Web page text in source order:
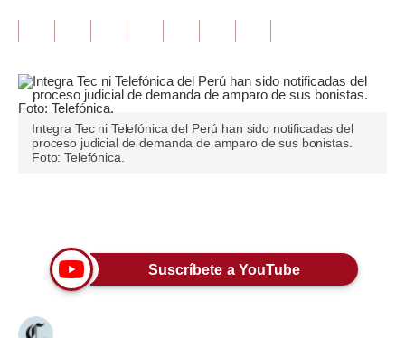
Opinión
Pregunta de hoy
Blogs
Moda
Integra Tec ni Telefónica del Perú han sido notificadas del
proceso judicial de demanda de amparo de sus bonistas.
Foto: Telefónica.
Suscríbete a YouTube